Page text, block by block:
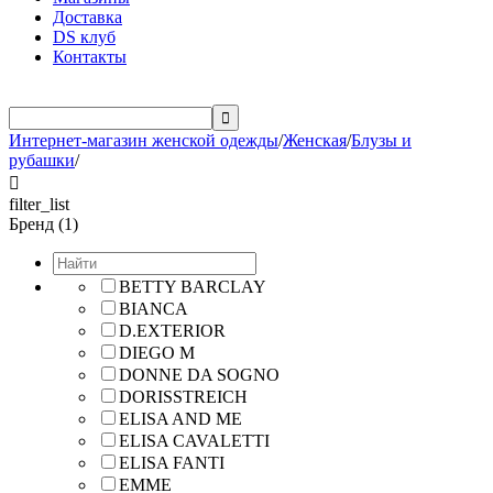
Доставка
DS клуб
Контакты

Интернет-магазин женской одежды/Женская/Блузы и
рубашки/

filter_list
Бренд (1)
BETTY BARCLAY
BIANCA
D.EXTERIOR
DIEGO M
DONNE DA SOGNO
DORISSTREICH
ELISA AND ME
ELISA CAVALETTI
ELISA FANTI
EMME